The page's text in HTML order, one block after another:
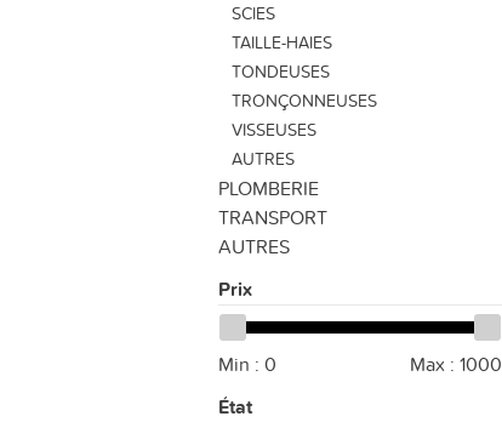
SCIES
TAILLE-HAIES
TONDEUSES
TRONÇONNEUSES
VISSEUSES
AUTRES
PLOMBERIE
TRANSPORT
AUTRES
Prix
Min : 0 Max : 1000
État